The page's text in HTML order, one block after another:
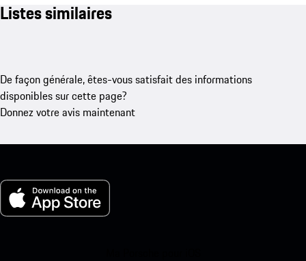
Listes similaires
De façon générale, êtes-vous satisfait des informations
disponibles sur cette page?
Donnez votre avis maintenant